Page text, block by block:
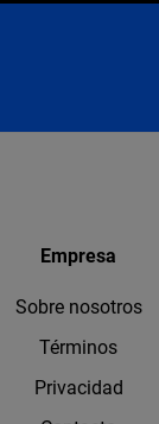
Empresa
Sobre nosotros
Términos
Privacidad